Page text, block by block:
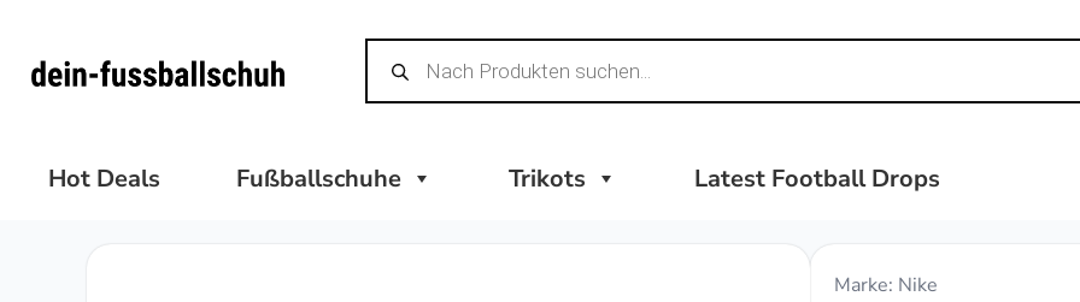
Inhalt
Products
search
Hot Deals Fußballschuhe Trikots Latest Football Drops
Marke: Nike